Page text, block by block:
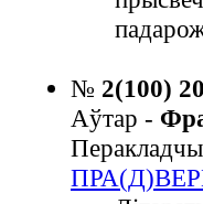
№ 2(100)
Аўтар -